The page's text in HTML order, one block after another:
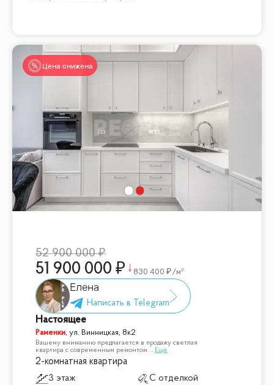
Цена снижена
52 900 000
51 900 000 830 400 /м²
Елена
Настоящее
Раменки,ул. Винницкая, 8к2
Вашему вниманию предлагается в продажу светлая
квартира с современным ремонтом.... Ещё
2-комнатная квартира
3 этаж
С отделкой